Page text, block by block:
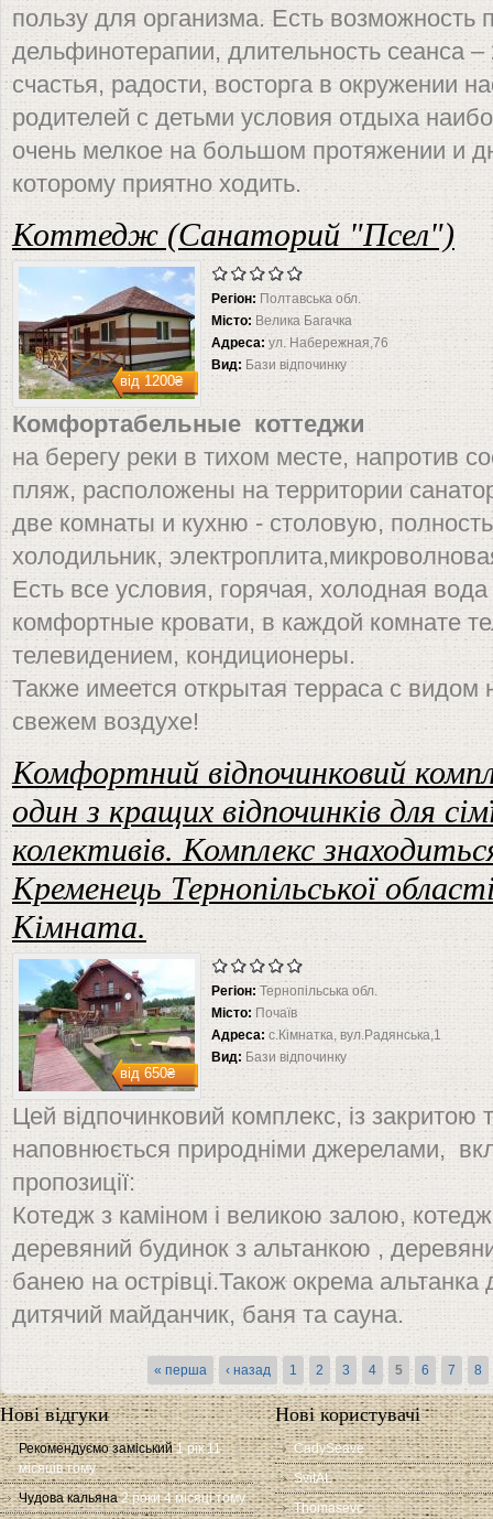
пользу для организма. Есть возможность
дельфинотерапии, длительность сеанса
счастья, радости, восторга в окружении
родителей с детьми условия отдыха
очень мелкое на большом протяжении и
которому приятно ходить.
Коттедж (Санаторий "Псел")
від1200₴
Регіон:Полтавська обл.
Місто: Велика Багачка
Адреса: ул. Набережная,76
Вид: Бази відпочинку
Комфортабельные коттеджи
на берегу реки в тихом месте, напротив
пляж, расположены на территории
две комнаты и кухню - столовую,
холодильник,
Есть все условия, горячая, холодная
комфортные кровати, в каждой комнате
телевидением, кондиционеры.
Также имеется открытая терраса с видом
свежем воздухе!
Комфортний відпочинковий
один з кращих відпочинків для
колективів. Комплекс
Кременець Тернопільської
Кімната.
від650₴
Регіон:Тернопільська обл.
Місто:Почаїв
Адреса: с.Кімнатка, вул.Радянська,1
Вид: Бази відпочинку
Цей відпочинковий комплекс, із
наповнюється природніми джерелами,
пропозиції:
Котедж з каміном і великою залою,
деревяний будинок з альтанкою ,
банею на острівці.Також окрема
дитячий майданчик, баня та сауна.
Сторінки « перша ‹ назад 1 2 3 4 5 6 7 8
Нові відгуки
Рекомендуємо заміський 1 рік 11
місяців тому
Чудова кальяна 2 роки 4 місяці тому
Нові користувачі
CadySeave
SvitAL
Thomasevc